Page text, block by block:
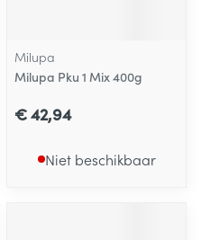
Milupa
Milupa Pku 1 Mix 400g
€ 42,94
Niet beschikbaar